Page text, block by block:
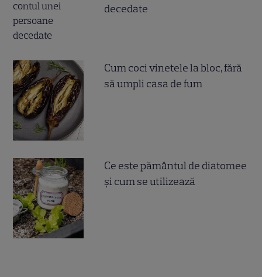
decedate
Cum coci vinetele la bloc, fără
să umpli casa de fum
Ce este pământul de diatomee
și cum se utilizează